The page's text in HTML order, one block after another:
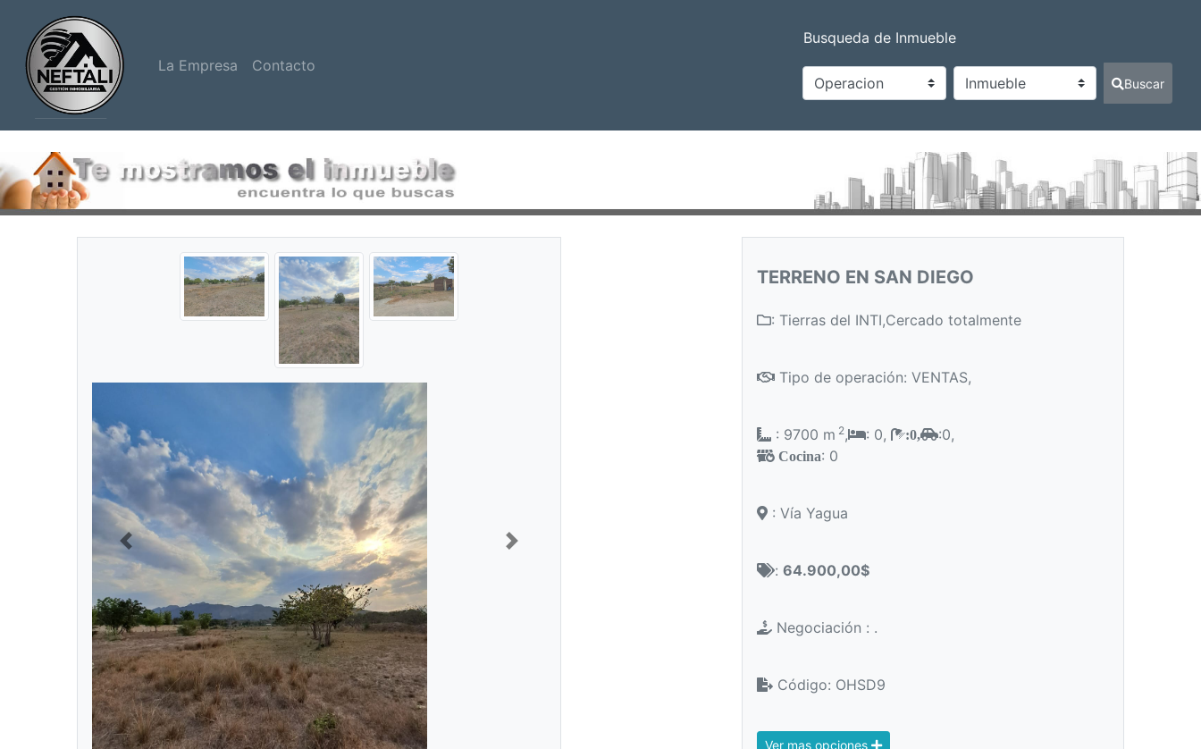
La Empresa Contacto
Busqueda de Inmueble
Buscar
Previous Next
TERRENO EN SAN DIEGO
: Tierras del INTI,Cercado totalmente
Tipo de operación: VENTAS,
: 9700 m 2, : 0, :0, :0,
Cocina: 0
: Vía Yagua
:64.900,00$
Negociación : .
Código: OHSD9
Ver mas opciones